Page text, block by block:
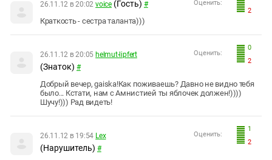
2
Оценить:
26.11.12 в 20:02 voice (Гость) #
Краткость - сестра таланта)))
0
2
Оценить:
26.11.12 в 20:05 helmut-lipfert
(Знаток) #
Добрый вечер, gaiska!Как поживаешь? Давно не видно тебя
было... Кстати, нам с Амнистией ты яблочек должен!))))
Шучу!))) Рад видеть!
1
2
Оценить:
26.11.12 в 19:54 Leх
(Нарушитель) #